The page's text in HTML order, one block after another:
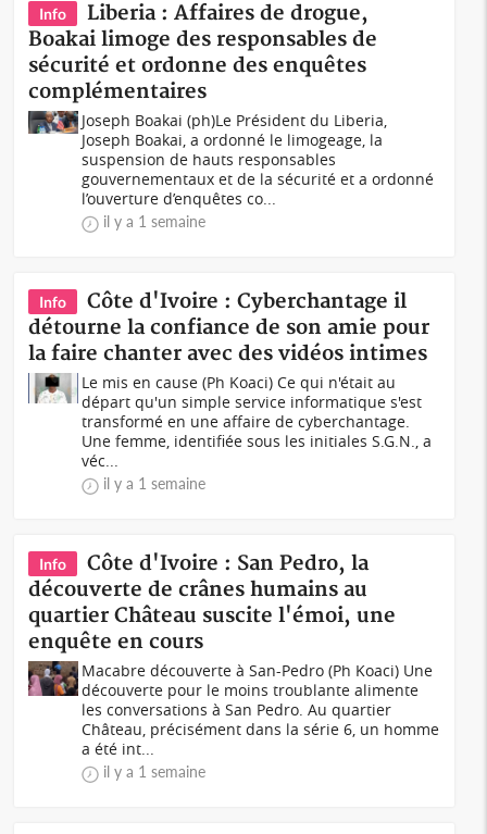
Info
Liberia : Affaires de drogue,
Boakai limoge des responsables de
sécurité et ordonne des enquêtes
complémentaires
Joseph Boakai (ph)Le Président du Liberia,
Joseph Boakai, a ordonné le limogeage, la
suspension de hauts responsables
gouvernementaux et de la sécurité et a ordonné
l’ouverture d’enquêtes co...
il y a 1 semaine
Info
Côte d'Ivoire : Cyberchantage il
détourne la confiance de son amie pour
la faire chanter avec des vidéos intimes
Le mis en cause (Ph Koaci) Ce qui n'était au
départ qu'un simple service informatique s'est
transformé en une affaire de cyberchantage.
Une femme, identifiée sous les initiales S.G.N., a
véc...
il y a 1 semaine
Info
Côte d'Ivoire : San Pedro, la
découverte de crânes humains au
quartier Château suscite l'émoi, une
enquête en cours
Macabre découverte à San-Pedro (Ph Koaci) Une
découverte pour le moins troublante alimente
les conversations à San Pedro. Au quartier
Château, précisément dans la série 6, un homme
a été int...
il y a 1 semaine